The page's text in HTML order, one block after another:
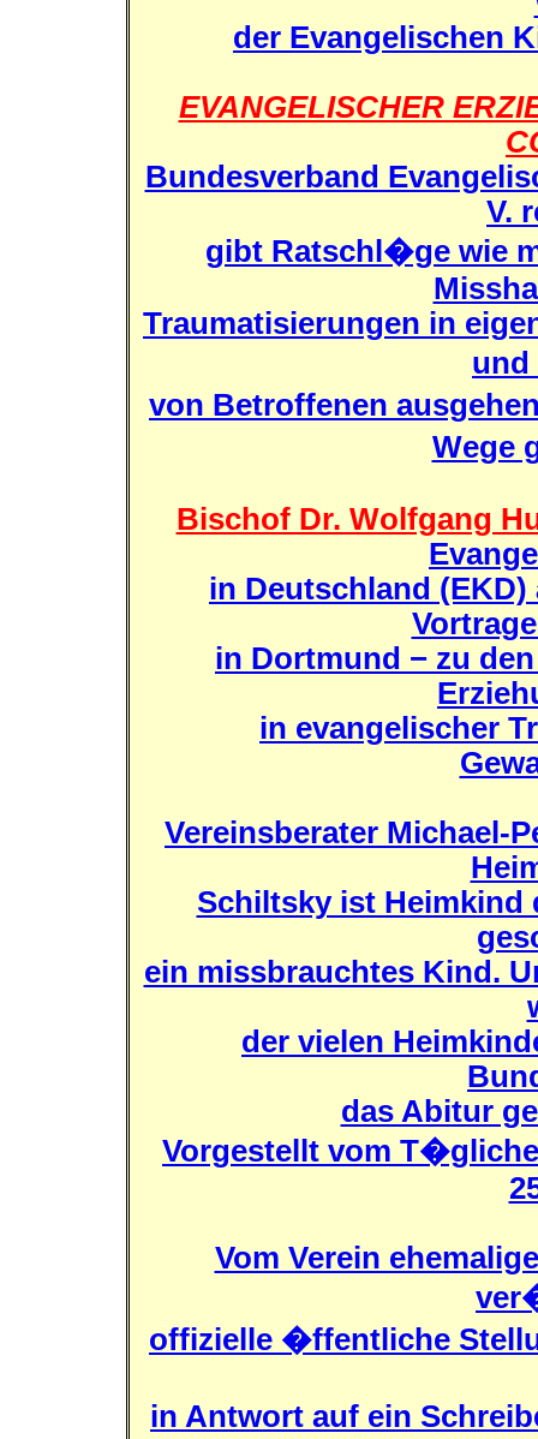
der Evangelischen
EVANGELISCHER
Bundesverband
V.
gibt Ratschl�ge wie
Traumatisierungen in
von Betroffenen
Wege
Bischof Dr. Wolfgang
in Deutschland
in Dortmund − zu
in evangelischer
Vereinsberater Michael-
Schiltsky ist Heimkind
ein missbrauchtes Kind.
der vielen
das Abitur
Vorgestellt vom
Vom Verein
offizielle �ffentliche
in Antwort auf ein